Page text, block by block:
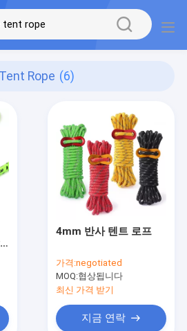
Rope (6)
4mm 반사 텐트 로프
가격:negotiated
MOQ:협상됩니다
최신 가격 받기
지금 연락